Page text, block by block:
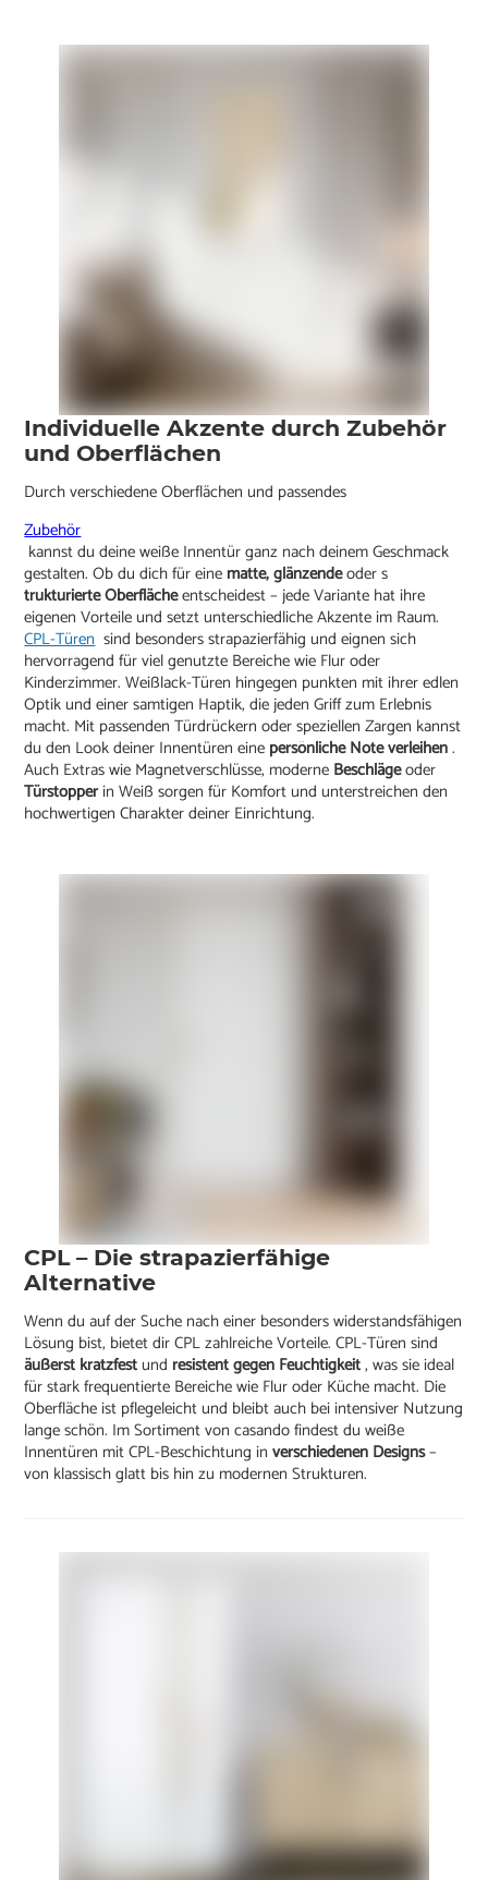
Individuelle Akzente durch Zubehör
und Oberflächen
Durch verschiedene Oberflächen und passendes
Zubehör
kannst du deine weiße Innentür ganz nach deinem Geschmack
gestalten. Ob du dich für eine matte, glänzendeoder s
trukturierte Oberflächeentscheidest – jede Variante hat ihre
eigenen Vorteile und setzt unterschiedliche Akzente im Raum.
CPL-Türensind besonders strapazierfähig und eignen sich
hervorragend für viel genutzte Bereiche wie Flur oder
Kinderzimmer. Weißlack-Türen hingegen punkten mit ihrer edlen
Optik und einer samtigen Haptik, die jeden Griff zum Erlebnis
macht. Mit passenden Türdrückern oder speziellen Zargen kannst
du den Look deiner Innentüren eine persönliche Note verleihen.
Auch Extras wie Magnetverschlüsse, moderne Beschlägeoder
Türstopperin Weiß sorgen für Komfort und unterstreichen den
hochwertigen Charakter deiner Einrichtung.
CPL – Die strapazierfähige
Alternative
Wenn du auf der Suche nach einer besonders widerstandsfähigen
Lösung bist, bietet dir CPL zahlreiche Vorteile. CPL-Türen sind
äußerst kratzfest und resistent gegen Feuchtigkeit, was sie ideal
für stark frequentierte Bereiche wie Flur oder Küche macht. Die
Oberfläche ist pflegeleicht und bleibt auch bei intensiver Nutzung
lange schön. Im Sortiment von casando findest du weiße
Innentüren mit CPL-Beschichtung inverschiedenen Designs–
von klassisch glatt bis hin zu modernen Strukturen.